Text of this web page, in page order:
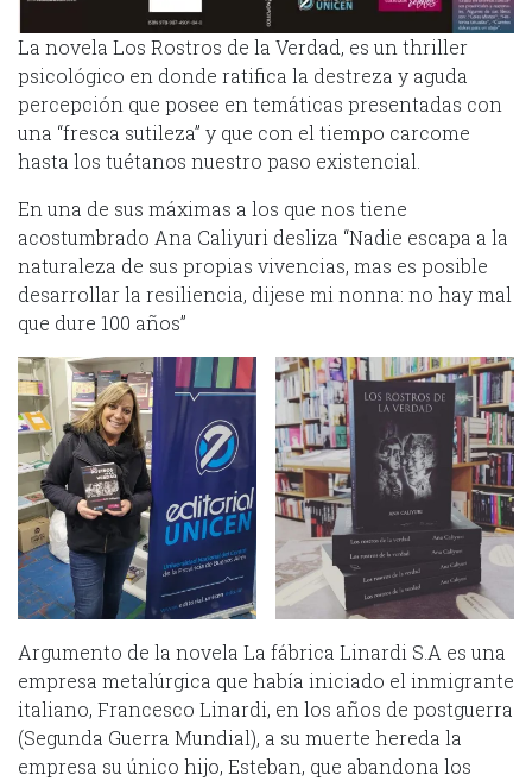
La novela Los Rostros de la Verdad, es un thriller
psicológico en donde ratifica la destreza y aguda
percepción que posee en temáticas presentadas con
una “fresca sutileza” y que con el tiempo carcome
hasta los tuétanos nuestro paso existencial.
En una de sus máximas a los que nos tiene
acostumbrado Ana Caliyuri desliza “Nadie escapa a la
naturaleza de sus propias vivencias, mas es posible
desarrollar la resiliencia, dijese mi nonna: no hay mal
que dure 100 años”
Argumento de la novela La fábrica Linardi S.A es una
empresa metalúrgica que había iniciado el inmigrante
italiano, Francesco Linardi, en los años de postguerra
(Segunda Guerra Mundial), a su muerte hereda la
empresa su único hijo, Esteban, que abandona los